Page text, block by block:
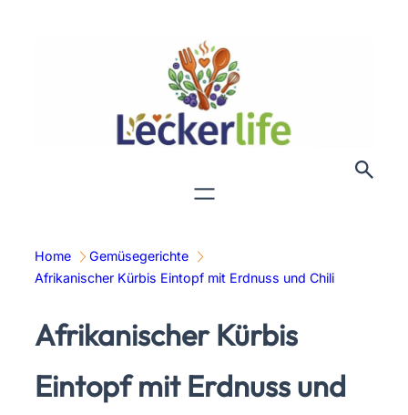
Home
Gemüsegerichte
Afrikanischer Kürbis Eintopf mit Erdnuss und Chili
Afrikanischer Kürbis
Eintopf mit Erdnuss und